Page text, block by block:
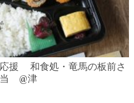
援 和食処・竜馬の板前さ
当 @津